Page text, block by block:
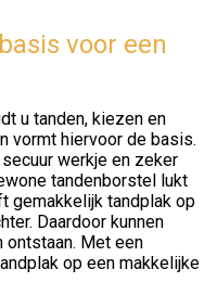
voor een
u tanden, kiezen en
vormt hiervoor de basis.
werkje en zeker
tandenborstel lukt
gemakkelijk tandplak op
Daardoor kunnen
Met een
op een makkelijke